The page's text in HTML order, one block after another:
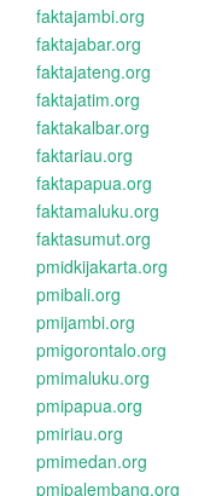
faktajambi.org
faktajabar.org
faktajateng.org
faktajatim.org
faktakalbar.org
faktariau.org
faktapapua.org
faktamaluku.org
faktasumut.org
pmidkijakarta.org
pmibali.org
pmijambi.org
pmigorontalo.org
pmimaluku.org
pmipapua.org
pmiriau.org
pmimedan.org
pmipalembang.org